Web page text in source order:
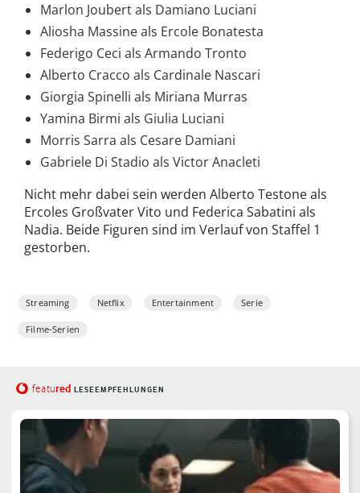
Marlon Joubert als Damiano Luciani
Aliosha Massine als Ercole Bonatesta
Federigo Ceci als Armando Tronto
Alberto Cracco als Cardinale Nascari
Giorgia Spinelli als Miriana Murras
Yamina Birmi als Giulia Luciani
Morris Sarra als Cesare Damiani
Gabriele Di Stadio als Victor Anacleti
Nicht mehr dabei sein werden Alberto Testone als
Ercoles Großvater Vito und Federica Sabatini als
Nadia. Beide Figuren sind im Verlauf von Staffel 1
gestorben.
Streaming Netflix Entertainment Serie
Filme-Serien
featured LESEEMPFEHLUNGEN